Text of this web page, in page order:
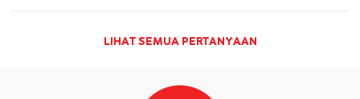
LIHAT SEMUA PERTANYAAN